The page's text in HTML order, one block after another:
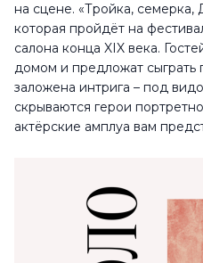
на сцене. «Тройка,
которая пройдёт на
салона конца XIX века.
домом и предложат сыграть
заложена интрига – под
скрываются герои
актёрские амплуа вам